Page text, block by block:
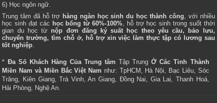
6) Học ngôn ngữ.
Trung tâm đã hỗ trợ hàng ngàn học sinh du học thành công, với nhiều
học sinh đạt các học bổng từ 60%-100%, hỗ trợ học sinh trong suốt thời
gian du học từ nộp đơn đăng ký suất học theo yêu cầu, bảo lưu,
chuyển trường, tìm chỗ ở, hỗ trợ xin việc làm thực tập có lương sau
tốt nghiệp.
* Đa Số Khách Hàng Của Trung tâm Tập TrungỞ Các Tỉnh Thành
Miền Nam và Miền Bắc Việt Nam như: TpHCM, Hà Nội, Bạc Liêu, Sóc
Trăng, Kiên Giang, Trà Vinh, An Giang, Đồng Nai, Gia Lai, Thanh Hoá,
Hải Phòng, Nghệ An.